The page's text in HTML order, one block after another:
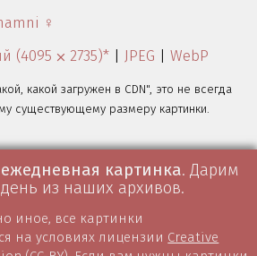
♀
(4095 ⨉ 2735)* | JPEG | WebP
какой загружен в CDN", это не всегда
существующему размеру картинки.
картинка. Дарим
из наших архивов.
иное, все картинки
на условиях лицензии Creative